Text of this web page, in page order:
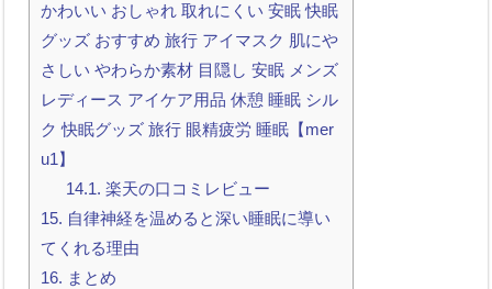
かわいい おしゃれ 取れにくい 安眠 快眠
グッズ おすすめ 旅行 アイマスク 肌にや
さしい やわらか素材 目隠し 安眠 メンズ
レディース アイケア用品 休憩 睡眠 シル
ク 快眠グッズ 旅行 眼精疲労 睡眠【mer
u1】
14.1. 楽天の口コミレビュー
15. 自律神経を温めると深い睡眠に導い
てくれる理由
16. まとめ